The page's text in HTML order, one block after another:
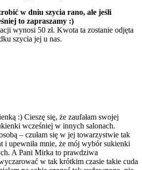
w dniu szycia rano, ale jeśli
to zapraszamy :)
wynosi 50 zł. Kwota ta zostanie odjęta
szycia jej u nas.
:) Cieszę się, że zaufałam swojej
wcześniej w innych salonach.
– czułam się w jej towarzystwie tak
i upewniła mnie, że mój wybór sukienki
A Pani Mirka to prawdziwa
w tak krótkim czasie takie cuda